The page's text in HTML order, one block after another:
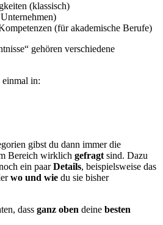
(klassisch)
(für akademische Berufe)
gehören verschiedene
in:
gibst du dann immer die
Bereich wirklich gefragtsind. Dazu
ein paarDetails, beispielsweise das
wo und wie du sie bisher
dass ganz oben deine besten